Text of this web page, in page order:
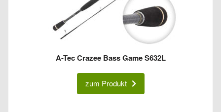
A-Tec Crazee Bass Game S632L
zum Produkt